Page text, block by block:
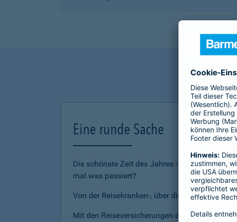
Eine runde Sache
Die schönste Zeit des Jahres - den Urlaub -
mal was passiert?
Von der Reisekranken-, über die
Mit den Reiseversicherungen der Barmenia